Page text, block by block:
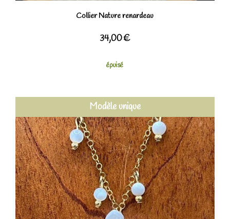
Collier Nature renardeau
34,00€
épuisé
Modèle unique